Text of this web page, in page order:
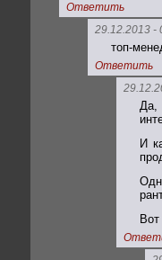
Ответить
29.12.2013 -
топ-
Ответить
Да,
И